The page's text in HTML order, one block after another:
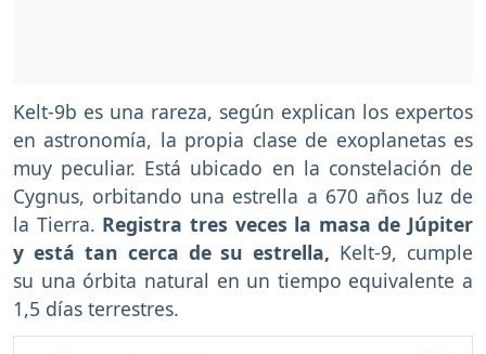
Kelt-9b es una rareza, según explican los expertos
en astronomía, la propia clase de exoplanetas es
muy peculiar. Está ubicado en la constelación de
Cygnus, orbitando una estrella a 670 años luz de
la Tierra. Registra tres veces la masa de Júpiter
y está tan cerca de su estrella, Kelt-9, cumple
su una órbita natural en un tiempo equivalente a
1,5 días terrestres.